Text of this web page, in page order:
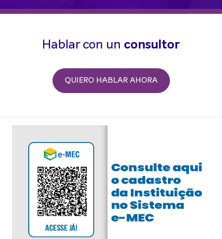
Hablar con un consultor
QUIERO HABLAR AHORA